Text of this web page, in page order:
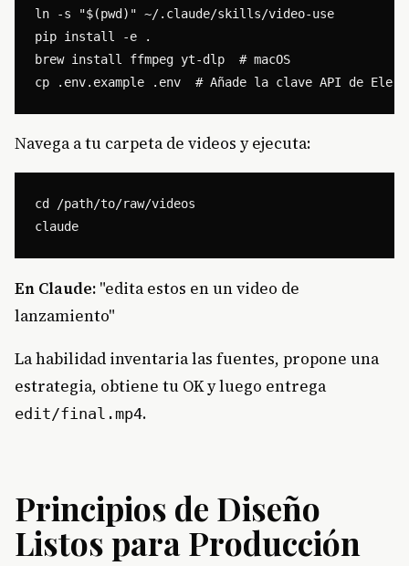
ln -s "$(pwd)" ~/.claude/skills/video-use
pip install -e .
brew install ffmpeg yt-dlp  # macOS
Navega a tu carpeta de videos y ejecuta:
cd /path/to/raw/videos
En Claude: "edita estos en un video de
lanzamiento"
La habilidad inventaria las fuentes, propone una
estrategia, obtiene tu OK y luego entrega
edit/final.mp4.
Principios de Diseño
Listos para Producción